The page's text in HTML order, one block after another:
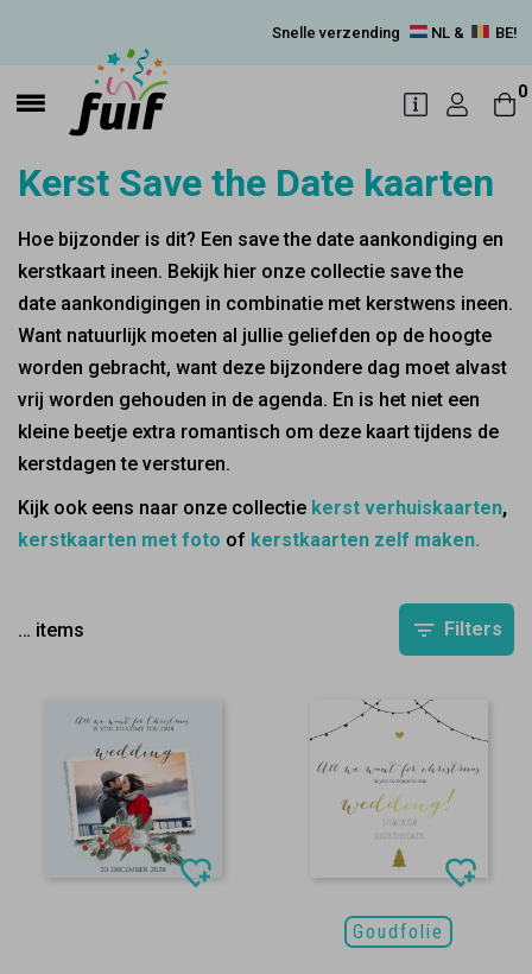
Snelle verzending NL & BE!
0
Kerst Save the Date kaarten
Hoe bijzonder is dit? Een save the date aankondiging en
kerstkaart ineen. Bekijk hier onze collectie save the
date aankondigingen in combinatie met kerstwens ineen.
Want natuurlijk moeten al jullie geliefden op de hoogte
worden gebracht, want deze bijzondere dag moet alvast
vrij worden gehouden in de agenda. En is het niet een
kleine beetje extra romantisch om deze kaart tijdens de
kerstdagen te versturen.
Kijk ook eens naar onze collectie kerst verhuiskaarten,
kerstkaarten met foto of kerstkaarten zelf maken.
… items Filters
Goudfolie